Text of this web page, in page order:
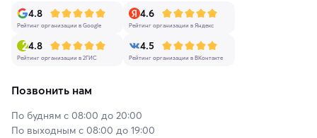
4.8
Рейтинг организации в Google
4.6
Рейтинг организации в Яндекс
4.8
Рейтинг организации в 2ГИС
4.5
Рейтинг организации в ВКонтакте
Позвонить нам
По будням с 08:00 до 20:00
По выходным с 08:00 до 19:00